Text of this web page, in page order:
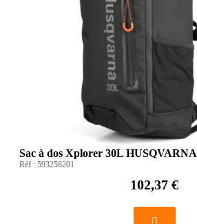
Sac à dos Xplorer 30L HUSQVARNA
Réf : 593258201
102,37 €